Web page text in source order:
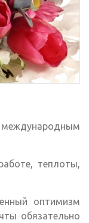
теплоты,
оптимизм
обязательно